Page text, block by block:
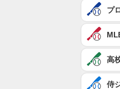
プ
高
侍